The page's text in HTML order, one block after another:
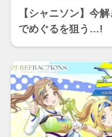
【シャニソン】今
でめぐるを狙う…!